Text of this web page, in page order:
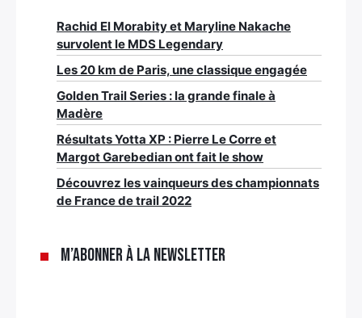
Rachid El Morabity et Maryline Nakache
survolent le MDS Legendary
Les 20 km de Paris, une classique engagée
Golden Trail Series : la grande finale à
Madère
Résultats Yotta XP : Pierre Le Corre et
Margot Garebedian ont fait le show
Découvrez les vainqueurs des championnats
de France de trail 2022
M’abonner à la newsletter